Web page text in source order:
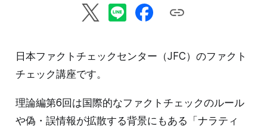
日本ファクトチェックセンター（JFC）のファクト
チェック講座です。
理論編第6回は国際的なファクトチェックのルール
や偽・誤情報が拡散する背景にもある「ナラティ